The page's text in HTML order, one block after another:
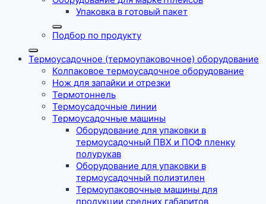
Упаковка в готовый пакет
Подбор по продукту
Термоусадочное (термоупаковочное) оборудование
Колпаковое термоусадочное оборудование
Нож для запайки и отрезки
Термотоннель
Термоусадочные линии
Термоусадочные машины
Оборудование для упаковки в
термоусадочный ПВХ и ПОФ пленку
полурукав
Оборудование для упаковки в
термоусадочный полиэтилен
Термоупаковочные машины для
продукции средних габаритов